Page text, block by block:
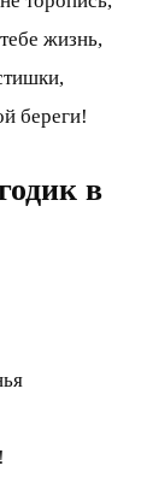
жизнь,
береги!
в